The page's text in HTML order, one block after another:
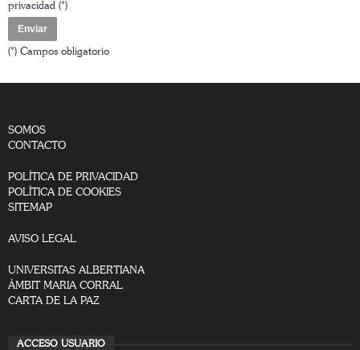
privacidad (*)
(*) Campos obligatorio
SOMOS
CONTACTO
POLÍTICA DE PRIVACIDAD
POLÍTICA DE COOKIES
SITEMAP
AVISO LEGAL
UNIVERSITAS ALBERTIANA
ÀMBIT MARIA CORRAL
CARTA DE LA PAZ
ACCESO USUARIO